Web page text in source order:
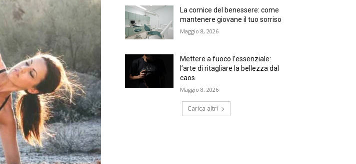
La cornice del benessere: come
mantenere giovane il tuo sorriso
Maggio 8, 2026
Mettere a fuoco l’essenziale:
l’arte di ritagliare la bellezza dal
caos
Maggio 8, 2026
Carica altri